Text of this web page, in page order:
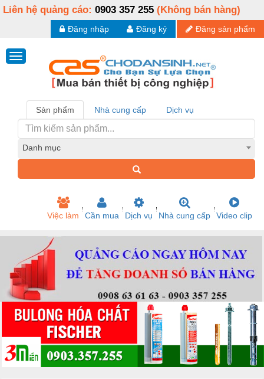
Liên hệ quảng cáo: 0903 357 255 (Không bán hàng)
Đăng sản phẩm
Đăng ký
Đăng nhập
Sản phẩm Nhà cung cấp Dịch vụ
Danh mục
Việc làm Cần mua Dịch vụ Nhà cung cấp Video clip